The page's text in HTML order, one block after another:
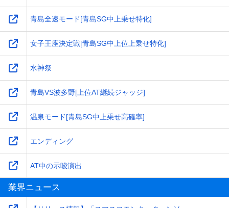
青島全速モード[青島SG中上乗せ特化]
女子王座決定戦[青島SG中上位上乗せ特化]
水神祭
青島VS波多野[上位AT継続ジャッジ]
温泉モード[青島SG中上乗せ高確率]
エンディング
AT中の示唆演出
業界ニュース